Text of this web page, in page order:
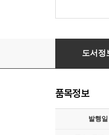
두루미 아내
도서정
품목정보
발행일